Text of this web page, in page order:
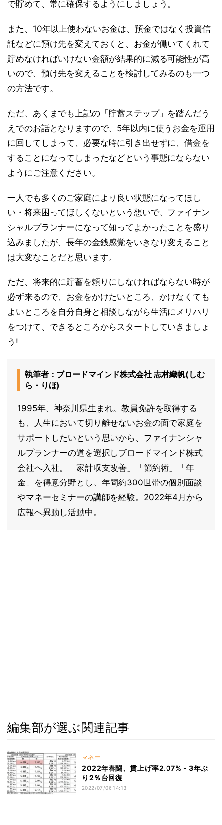
で貯めて、常に確保するようにしましょう。
また、10年以上使わないお金は、預金ではなく投資信
託などに預け先を変えておくと、お金が働いてくれて
貯めなければいけない金額が結果的に減る可能性が高
いので、預け先を変えることを検討してみるのも一つ
の方法です。
ただ、あくまでも上記の「貯蓄ステップ」を踏んだう
えでのお話となりますので、5年以内に使うお金を運用
に回してしまって、必要な時に引き出せずに、借金を
することになってしまったなどという事態にならない
ようにご注意ください。
一人でも多くのご家庭により良い状態になってほし
い・将来困ってほしくないという想いで、ファイナン
シャルプランナーになって知ってよかったことを盛り
込みましたが、長年の金銭感覚をいきなり変えること
は大変なことだと思います。
ただ、将来的に貯蓄を頼りにしなければならない時が
必ず来るので、お金をかけたいところ、かけなくても
よいところを自分自身と相談しながら生活にメリハリ
をつけて、できるところからスタートしていきましょ
う!
執筆者：ブロードマインド株式会社 志村織帆(しむ
ら・りほ)
1995年、神奈川県生まれ。教員免許を取得する
も、人生において切り離せないお金の面で家庭を
サポートしたいという思いから、ファイナンシャ
ルプランナーの道を選択しブロードマインド株式
会社へ入社。「家計収支改善」「節約術」「年
金」を得意分野とし、年間約300世帯の個別面談
やマネーセミナーの講師を経験。2022年4月から
広報へ異動し活動中。
編集部が選ぶ関連記事
マネー
2022年春闘、賃上げ率2.07% - 3年ぶ
り2％台回復
2022/07/06 14:13